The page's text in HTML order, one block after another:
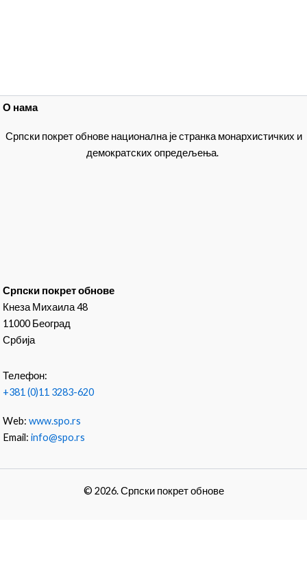
О нама
Српски покрет обнове национална је странка монархистичких и
демократских опредељења.
Српски покрет обнове
Кнеза Михаила 48
11000 Београд
Србија
Телефон:
+381 (0)11 3283-620
Web:www.spo.rs
Email:info@spo.rs
© 2026. Српски покрет обнове